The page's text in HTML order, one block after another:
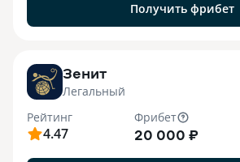
Получить фрибет
Зенит
Легальный
Рейтинг
4.47
Фрибет
20 000 ₽